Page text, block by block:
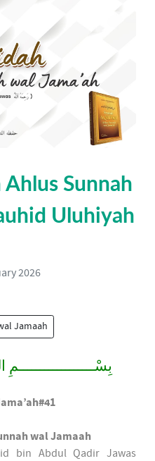
Sunnah
Uluhiyah
2026
Jamaah
wal Jamaah
bin Abdul Qadir Jawas